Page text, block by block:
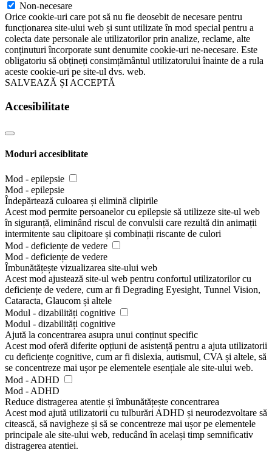
Non-necesare
Orice cookie-uri care pot să nu fie deosebit de necesare pentru
funcționarea site-ului web și sunt utilizate în mod special pentru a
colecta date personale ale utilizatorilor prin analize, reclame, alte
conținuturi încorporate sunt denumite cookie-uri ne-necesare. Este
obligatoriu să obțineți consimțământul utilizatorului înainte de a rula
aceste cookie-uri pe site-ul dvs. web.
SALVEAZĂ ȘI ACCEPTĂ
Accesibilitate
Moduri accesiblitate
Mod - epilepsie
Mod - epilepsie
Îndepărtează culoarea și elimină clipirile
Acest mod permite persoanelor cu epilepsie să utilizeze site-ul web
în siguranță, eliminând riscul de convulsii care rezultă din animații
intermitente sau clipitoare și combinații riscante de culori
Mod - deficiențe de vedere
Mod - deficiențe de vedere
Îmbunătățește vizualizarea site-ului web
Acest mod ajustează site-ul web pentru confortul utilizatorilor cu
deficiențe de vedere, cum ar fi Degrading Eyesight, Tunnel Vision,
Cataracta, Glaucom și altele
Modul - dizabilități cognitive
Modul - dizabilități cognitive
Ajută la concentrarea asupra unui conținut specific
Acest mod oferă diferite opțiuni de asistență pentru a ajuta utilizatorii
cu deficiențe cognitive, cum ar fi dislexia, autismul, CVA și altele, să
se concentreze mai ușor pe elementele esențiale ale site-ului web.
Mod - ADHD
Mod - ADHD
Reduce distragerea atentie și îmbunătățește concentrarea
Acest mod ajută utilizatorii cu tulburări ADHD și neurodezvoltare să
citească, să navigheze și să se concentreze mai ușor pe elementele
principale ale site-ului web, reducând în același timp semnificativ
distragerea atentiei.